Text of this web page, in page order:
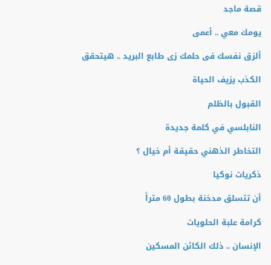
قصة ماجد
يومك معي .. أعمى
ألزق نفسك فى حلمك زى طابع البريد .. هيتحقق
الكذب يزيف الحياة
القبول بالظلم
النابلسي في كلمة جديدة
التخاطر الذهني حقيقة أم خيال ؟
ذكريات نوكيا
أن تتسلق مدخنة بطول 60 متراً
كرامة علبة الحلويات
الإنسان .. ذلك الكائن المسكين